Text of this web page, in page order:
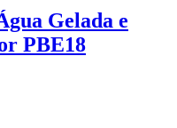
Gelada e
PBE18